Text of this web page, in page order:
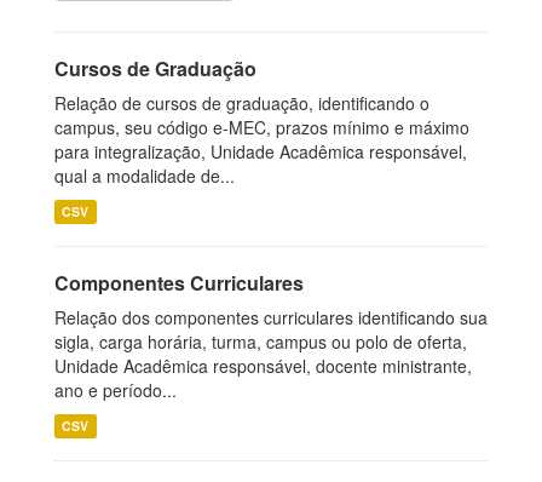
Cursos de Graduação
Relação de cursos de graduação, identificando o
campus, seu código e-MEC, prazos mínimo e máximo
para integralização, Unidade Acadêmica responsável,
qual a modalidade de...
CSV
Componentes Curriculares
Relação dos componentes curriculares identificando sua
sigla, carga horária, turma, campus ou polo de oferta,
Unidade Acadêmica responsável, docente ministrante,
ano e período...
CSV